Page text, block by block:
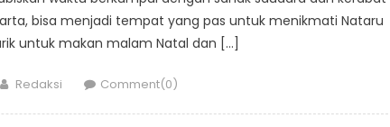
bisa menjadi tempat yang pas untuk menikmati Nataru
untuk makan malam Natal dan […]
Author
Redaksi Comment(0)